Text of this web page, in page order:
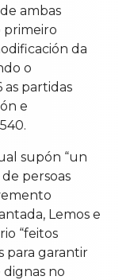
ambas
primeiro
da
o
partidas
e
supón “un
persoas
Lemos e
“feitos
para garantir
dignas no